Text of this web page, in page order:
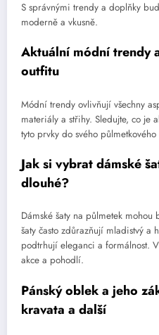
S správnými trendy a doplňky
moderně a vkusně.
Aktuální módní trendy
outfitu
Módní trendy ovlivňují všechny
materiály a střihy. Sledujte, co je
tyto prvky do svého
Jak si vybrat dámské
dlouhé?
Dámské šaty na půlmetek
šaty často zdůrazňují mladistvý a
podtrhují eleganci a formálnost.
akce a pohodlí.
Pánský oblek a jeho
kravata a další